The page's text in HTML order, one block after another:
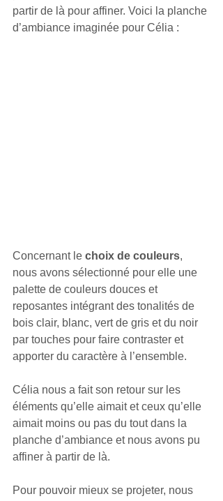
partir de là pour affiner. Voici la planche
d’ambiance imaginée pour Célia :
Concernant le choix de couleurs,
nous avons sélectionné pour elle une
palette de couleurs douces et
reposantes intégrant des tonalités de
bois clair, blanc, vert de gris et du noir
par touches pour faire contraster et
apporter du caractère à l’ensemble.
Célia nous a fait son retour sur les
éléments qu’elle aimait et ceux qu’elle
aimait moins ou pas du tout dans la
planche d’ambiance et nous avons pu
affiner à partir de là.
Pour pouvoir mieux se projeter, nous